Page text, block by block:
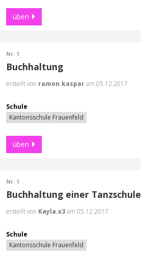
üben
Nr. 1
Buchhaltung
erstellt von ramon.kasparam 05.12.2017
Schule
Kantonsschule Frauenfeld
üben
Nr. 1
Buchhaltung einer Tanzschule
erstellt von Kayla.x3am 05.12.2017
Schule
Kantonsschule Frauenfeld